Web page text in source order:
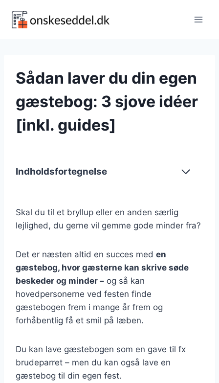
Sådan laver du din egen
gæstebog: 3 sjove idéer
[inkl. guides]
Indholdsfortegnelse
Skal du til et bryllup eller en anden særlig
lejlighed, du gerne vil gemme gode minder fra?
Det er næsten altid en succes med en
gæstebog, hvor gæsterne kan skrive søde
beskeder og minder – og så kan
hovedpersonerne ved festen finde
gæstebogen frem i mange år frem og
forhåbentlig få et smil på læben.
Du kan lave gæstebogen som en gave til fx
brudeparret – men du kan også lave en
gæstebog til din egen fest.